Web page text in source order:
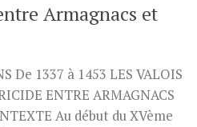
Armagnacs et
De 1337 à 1453 LES VALOIS
ENTRE ARMAGNACS
Au début du XVème